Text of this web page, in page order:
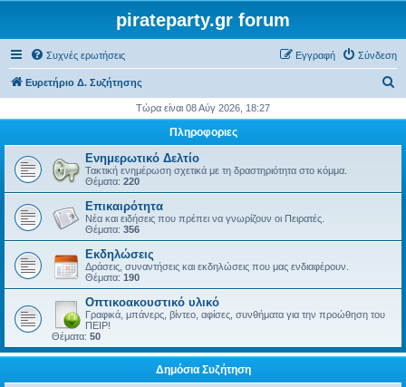
pirateparty.gr forum
Συχνές ερωτήσεις Σύνδεση
Εγγραφή
Ευρετήριο Δ. Συζήτησης
ζ
τ
Τώρα είναι 08 Αύγ 2026, 18:27
Πληροφοριες
Ενημερωτικό Δελτίο
Τακτική ενημέρωση σχετικά με τη δραστηριότητα στο κόμμα.
Θέματα: 220
Επικαιρότητα
Νέα και ειδήσεις που πρέπει να γνωρίζουν οι Πειρατές.
Θέματα: 356
Εκδηλώσεις
Δράσεις, συναντήσεις και εκδηλώσεις που μας ενδιαφέρουν.
Θέματα: 190
Οπτικοακουστικό υλικό
Γραφικά, μπάνερς, βίντεο, αφίσες, συνθήματα για την προώθηση του
ΠΕΙΡ!
Θέματα: 50
Δημόσια Συζήτηση